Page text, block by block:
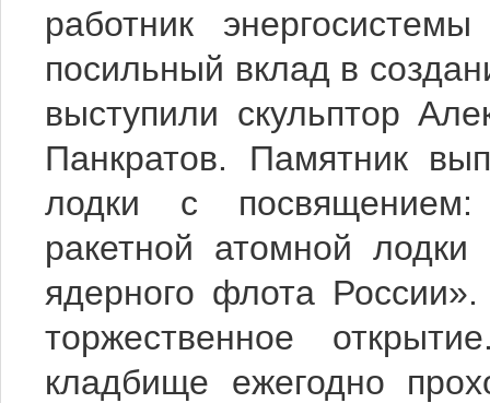
работник
посильный вклад в
выступили скульптор
Панкратов. Памятник
лодки с посвящением:
ракетной атомной
ядерного флота
торжественное
кладбище ежегодно